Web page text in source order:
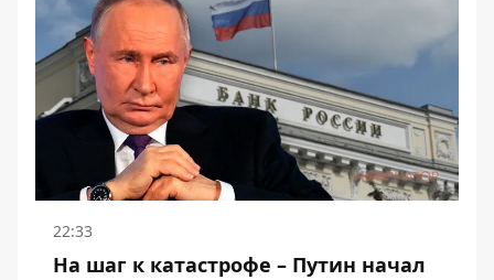
22:33
На шаг к катастрофе – Путин начал